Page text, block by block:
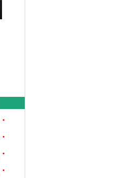
•
•
•
•